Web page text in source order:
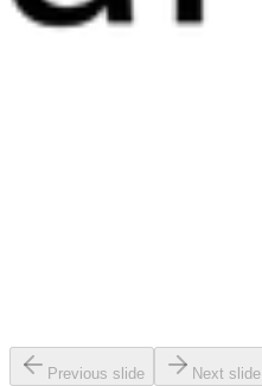
Previous slide Next slide